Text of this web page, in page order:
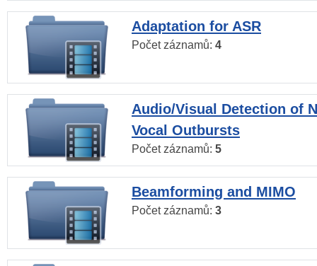
Adaptation for ASR
Počet záznamů: 4
Audio/Visual Detection of
Vocal Outbursts
Počet záznamů: 5
Beamforming and MIMO
Počet záznamů: 3